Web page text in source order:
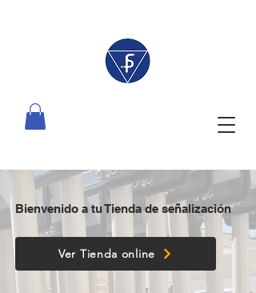
Bienvenido a tu Tienda de señalización
Ver Tienda online